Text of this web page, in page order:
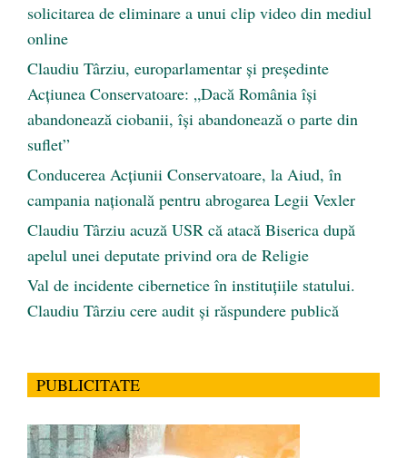
solicitarea de eliminare a unui clip video din mediul
online
Claudiu Târziu, europarlamentar și președinte
Acțiunea Conservatoare: „Dacă România își
abandonează ciobanii, își abandonează o parte din
suflet”
Conducerea Acțiunii Conservatoare, la Aiud, în
campania națională pentru abrogarea Legii Vexler
Claudiu Târziu acuză USR că atacă Biserica după
apelul unei deputate privind ora de Religie
Val de incidente cibernetice în instituțiile statului.
Claudiu Târziu cere audit și răspundere publică
PUBLICITATE